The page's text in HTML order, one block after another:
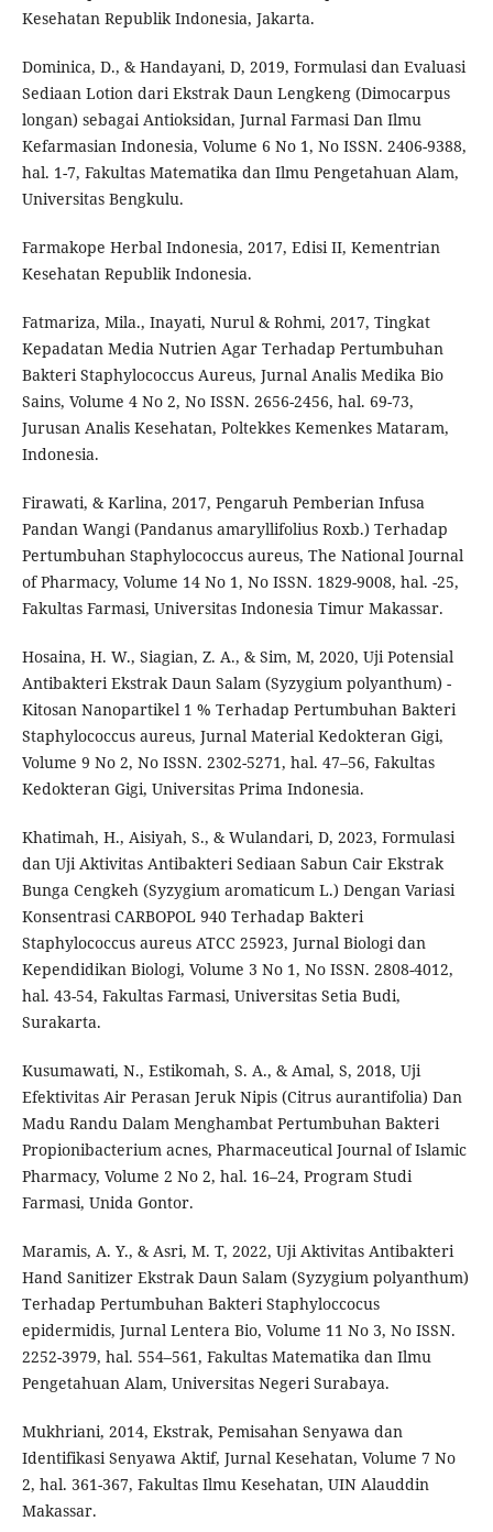
Kesehatan Republik Indonesia, Jakarta.
Dominica, D., & Handayani, D, 2019, Formulasi dan Evaluasi
Sediaan Lotion dari Ekstrak Daun Lengkeng (Dimocarpus
longan) sebagai Antioksidan, Jurnal Farmasi Dan Ilmu
Kefarmasian Indonesia, Volume 6 No 1, No ISSN. 2406-9388,
hal. 1-7, Fakultas Matematika dan Ilmu Pengetahuan Alam,
Universitas Bengkulu.
Farmakope Herbal Indonesia, 2017, Edisi II, Kementrian
Kesehatan Republik Indonesia.
Fatmariza, Mila., Inayati, Nurul & Rohmi, 2017, Tingkat
Kepadatan Media Nutrien Agar Terhadap Pertumbuhan
Bakteri Staphylococcus Aureus, Jurnal Analis Medika Bio
Sains, Volume 4 No 2, No ISSN. 2656-2456, hal. 69-73,
Jurusan Analis Kesehatan, Poltekkes Kemenkes Mataram,
Indonesia.
Firawati, & Karlina, 2017, Pengaruh Pemberian Infusa
Pandan Wangi (Pandanus amaryllifolius Roxb.) Terhadap
Pertumbuhan Staphylococcus aureus, The National Journal
of Pharmacy, Volume 14 No 1, No ISSN. 1829-9008, hal. -25,
Fakultas Farmasi, Universitas Indonesia Timur Makassar.
Hosaina, H. W., Siagian, Z. A., & Sim, M, 2020, Uji Potensial
Antibakteri Ekstrak Daun Salam (Syzygium polyanthum) -
Kitosan Nanopartikel 1 % Terhadap Pertumbuhan Bakteri
Staphylococcus aureus, Jurnal Material Kedokteran Gigi,
Volume 9 No 2, No ISSN. 2302-5271, hal. 47–56, Fakultas
Kedokteran Gigi, Universitas Prima Indonesia.
Khatimah, H., Aisiyah, S., & Wulandari, D, 2023, Formulasi
dan Uji Aktivitas Antibakteri Sediaan Sabun Cair Ekstrak
Bunga Cengkeh (Syzygium aromaticum L.) Dengan Variasi
Konsentrasi CARBOPOL 940 Terhadap Bakteri
Staphylococcus aureus ATCC 25923, Jurnal Biologi dan
Kependidikan Biologi, Volume 3 No 1, No ISSN. 2808-4012,
hal. 43-54, Fakultas Farmasi, Universitas Setia Budi,
Surakarta.
Kusumawati, N., Estikomah, S. A., & Amal, S, 2018, Uji
Efektivitas Air Perasan Jeruk Nipis (Citrus aurantifolia) Dan
Madu Randu Dalam Menghambat Pertumbuhan Bakteri
Propionibacterium acnes, Pharmaceutical Journal of Islamic
Pharmacy, Volume 2 No 2, hal. 16–24, Program Studi
Farmasi, Unida Gontor.
Maramis, A. Y., & Asri, M. T, 2022, Uji Aktivitas Antibakteri
Hand Sanitizer Ekstrak Daun Salam (Syzygium polyanthum)
Terhadap Pertumbuhan Bakteri Staphyloccocus
epidermidis, Jurnal Lentera Bio, Volume 11 No 3, No ISSN.
2252-3979, hal. 554–561, Fakultas Matematika dan Ilmu
Pengetahuan Alam, Universitas Negeri Surabaya.
Mukhriani, 2014, Ekstrak, Pemisahan Senyawa dan
Identifikasi Senyawa Aktif, Jurnal Kesehatan, Volume 7 No
2, hal. 361-367, Fakultas Ilmu Kesehatan, UIN Alauddin
Makassar.